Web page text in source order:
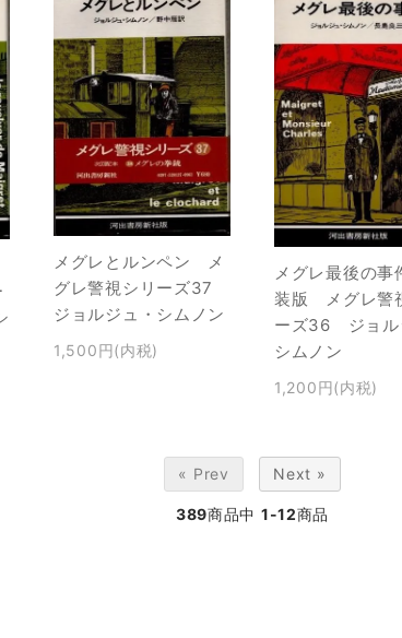
メグレとルンペン メ
グレ警視シリーズ37
ジョルジュ・シムノン
1,500円(内税)
メグレ最後の
装版 メグレ警
ーズ36 ジョル
シムノン
1,200円(内税)
« Prev Next »
389商品中 1-12商品